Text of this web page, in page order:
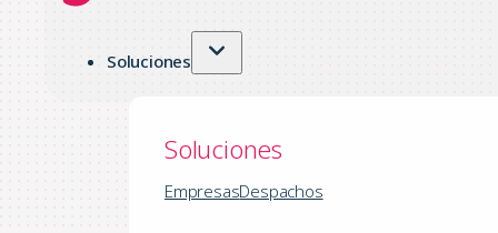
Soluciones
Soluciones
EmpresasDespachos